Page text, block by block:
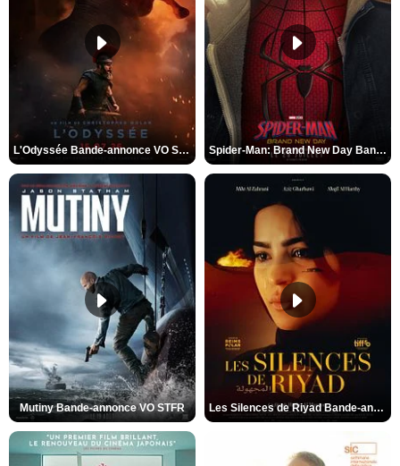
L'Odyssée Bande-annonce VO STFR Spider-Man: Brand New Day Bande-annonce VO STFR
Mutiny Bande-annonce VO STFR Les Silences de Riyad Bande-annonce VO STFR